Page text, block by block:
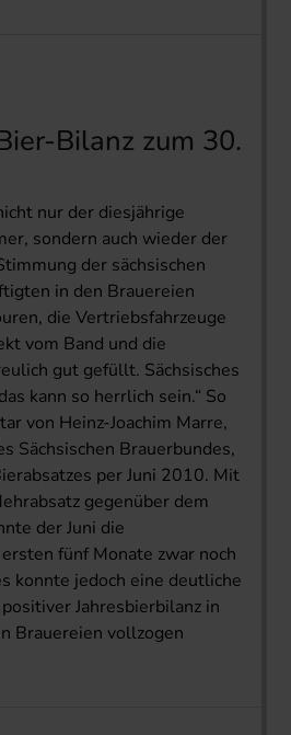
Bilanz zum 30.
nur der diesjährige
sondern auch wieder der
der sächsischen
in den Brauereien
die Vertriebsfahrzeuge
vom Band und die
gut gefüllt. Sächsisches
kann so herrlich sein.“ So
von Heinz-Joachim Marre,
Sächsischen Brauerbundes,
per Juni 2010. Mit
gegenüber dem
der Juni die
fünf Monate zwar noch
konnte jedoch eine deutliche
Jahresbierbilanz in
Brauereien vollzogen